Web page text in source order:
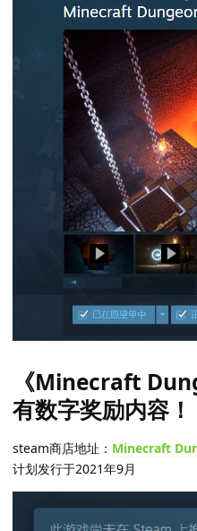
《Minecraft
有数字奖励内容！
steam商店地址： Minecraft
计划发行于2021年9月